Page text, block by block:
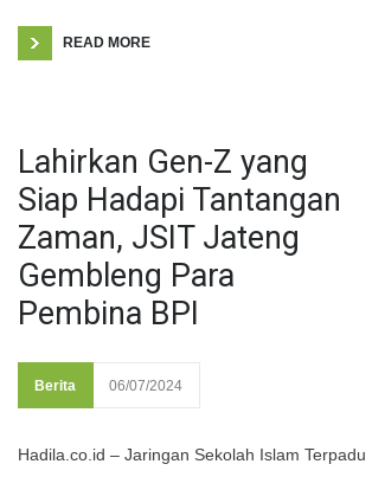
READ MORE
Lahirkan Gen-Z yang
Siap Hadapi Tantangan
Zaman, JSIT Jateng
Gembleng Para
Pembina BPI
Berita 06/07/2024
Hadila.co.id – Jaringan Sekolah Islam Terpadu